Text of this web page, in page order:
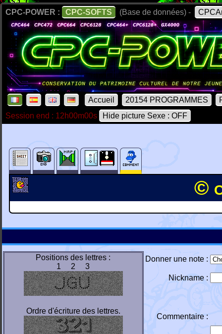
CPC-POWER : CPC-SOFTS (Base de données) -
Accueil 20154 PROGRAMMES
Session end : 12h00m00s
Hide picture Sexe : OFF
©
Positions des lettres :
1 2 3
Ordre d'écriture des lettres.
Donner une note :
Nickname :
Commentaire :